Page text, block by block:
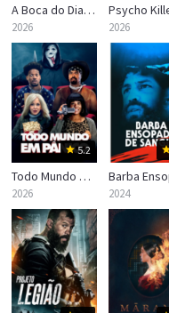
A Boca do Diabo
2026 2026
5.2
Todo Mundo em Pânico
2026 2024